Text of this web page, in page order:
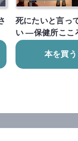
死にたいと言っ
い ―保健所ここ
本を買う